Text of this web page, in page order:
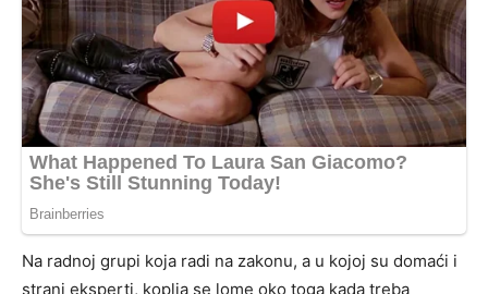
Na radnoj grupi koja radi na zakonu, a u kojoj su domaći i
strani eksperti, koplja se lome oko toga kada treba